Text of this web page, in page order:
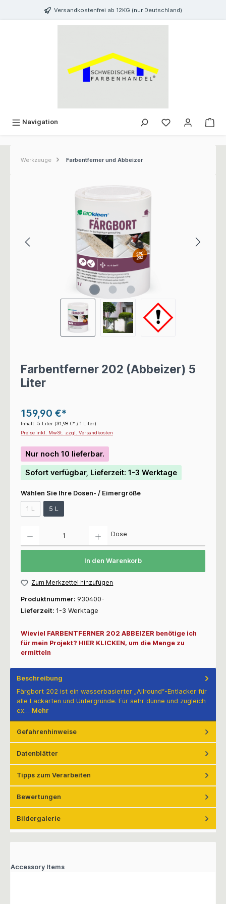
springen Versandkostenfrei ab 12KG (nur Deutschland)
Navigation
Werkzeuge Farbentferner und Abbeizer
Farbentferner 202 (Abbeizer) 5
Liter
159,90 €*
Inhalt: 5 Liter (31,98 €* / 1 Liter)
Preise inkl. MwSt. zzgl. Versandkosten
Nur noch 10 lieferbar.
Sofort verfügbar, Lieferzeit: 1-3 Werktage
Wählen Sie Ihre Dosen- / Eimergröße
1 L 5 L
Dose
In den Warenkorb
Zum Merkzettel hinzufügen
Produktnummer: 930400-
Lieferzeit: 1-3 Werktage
Wieviel FARBENTFERNER 202 ABBEIZER benötige ich
für mein Projekt? HIER KLICKEN, um die Menge zu
ermitteln
Beschreibung
Färgbort 202 ist ein wasserbasierter „Allround“-Entlacker für
alle Lackarten und Untergründe. Für sehr dünne und zugleich
ex… Mehr
Gefahrenhinweise
Datenblätter
Tipps zum Verarbeiten
Bewertungen
Bildergalerie
Accessory Items